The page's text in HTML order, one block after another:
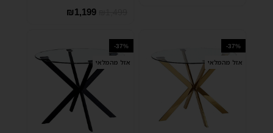
₪1,199
-37%
אזל מהמלאי
-37%
אזל מהמלאי